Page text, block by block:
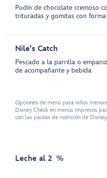
Pudín de chocolate cremoso
trituradas y gomitas con
Nile's Catch
Pescado a la parrilla o
de acompañante y bebida
Opciones de menú para niños
Disney Check en menús impresos
con las pautas de nutrición de Disney.
Leche al 2 %